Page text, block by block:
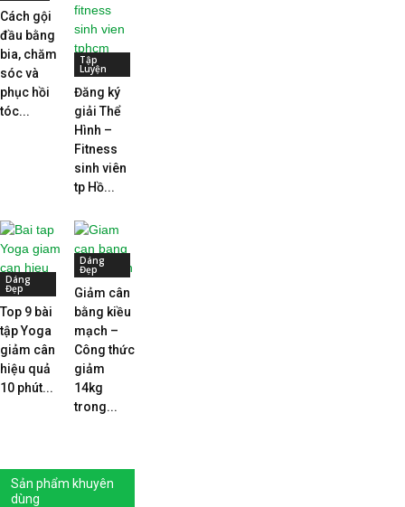
Cách gội
đầu bằng
bia, chăm
sóc và
phục hồi
tóc...
Tập
Luyện
Đăng ký
giải Thể
Hình –
Fitness
sinh viên
tp Hồ...
Dáng
Đẹp
Top 9 bài
tập Yoga
giảm cân
hiệu quả
10 phút...
Dáng
Đẹp
Giảm cân
bằng kiều
mạch –
Công thức
giảm
14kg
trong...
Sản phẩm khuyên
dùng